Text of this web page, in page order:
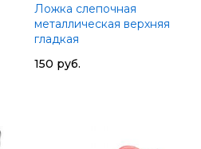
Ложка слепочная
металлическая верхняя
гладкая
150 руб.